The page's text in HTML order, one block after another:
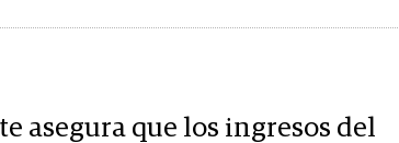
asegura que los ingresos del